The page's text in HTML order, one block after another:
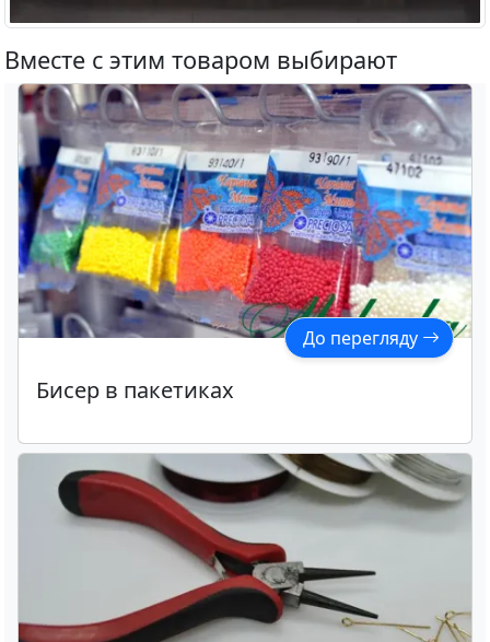
Вместе с этим товаром выбирают
До перегляду
Бисер в пакетиках